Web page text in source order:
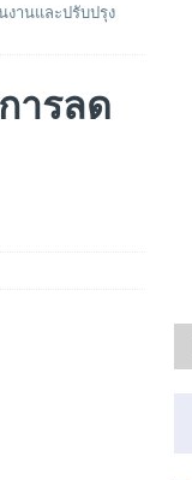
านและปรับปรุง
ารลด